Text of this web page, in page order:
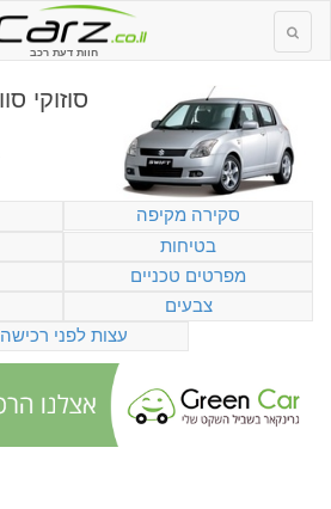
חוות דעת רכב
סקירה מקיפה
בטיחות
מפרטים טכניים
צבעים
עצות לפני רכישה